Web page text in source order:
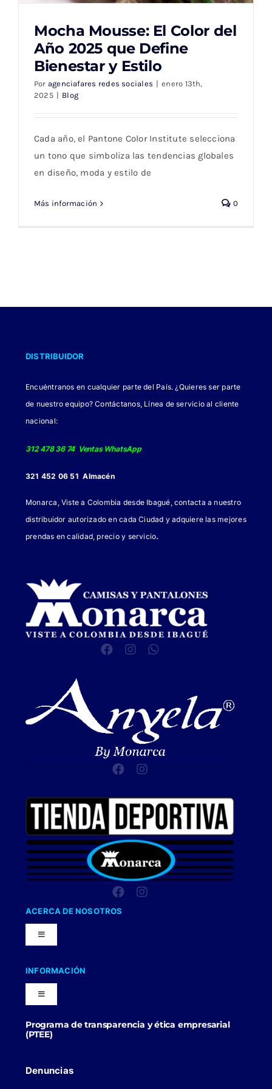
Mocha Mousse: El Color del Año 2025 que
Mocha Mousse: El Color del
Año 2025 que Define
Bienestar y Estilo
Por agenciafares redes sociales | enero 13th,
2025 | Blog
Cada año, el Pantone Color Institute selecciona
un tono que simboliza las tendencias globales
en diseño, moda y estilo de
Más información 0
DISTRIBUIDOR
Encuéntranos en cualquier parte del País. ¿Quieres ser parte
de nuestro equipo? Contáctanos, Línea de servicio al cliente
nacional:
312 478 36 74 Ventas WhatsApp
321 452 06 51 Almacén
Monarca, Viste a Colombia desde Ibagué, contacta a nuestro
distribuidor autorizado en cada Ciudad y adquiere las mejores
prendas en calidad, precio y servicio.
ACERCA DE NOSOTROS
Toggle
Navigation
Nuestra Compañia
Trabaja con nosotros
INFORMACIÓN
Toggle
Navigation
BlogPrograma de transparencia y ética empresarial
(PTEE)
Denuncias